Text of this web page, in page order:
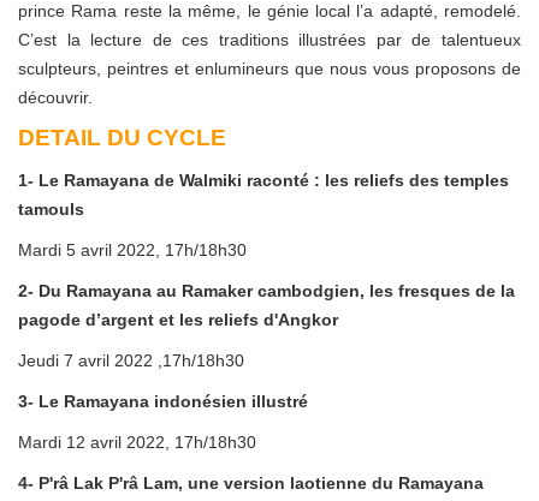
prince Rama reste la même, le génie local l’a adapté, remodelé.
C’est la lecture de ces traditions illustrées par de talentueux
sculpteurs, peintres et enlumineurs que nous vous proposons de
découvrir.
DETAIL DU CYCLE
1- Le Ramayana de Walmiki raconté : les reliefs des temples
tamouls
Mardi 5 avril 2022, 17h/18h30
2- Du Ramayana au Ramaker cambodgien, les fresques de la
pagode d’argent et les reliefs d'Angkor
Jeudi 7 avril 2022 ,17h/18h30
3- Le Ramayana indonésien illustré
Mardi 12 avril 2022, 17h/18h30
4- P'râ Lak P'râ Lam, une version laotienne du Ramayana